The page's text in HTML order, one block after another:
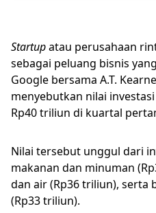
Startupatau perusahaan
sebagai peluang bisnis
Google bersama A.T.
menyebutkan nilai investasi
Rp40 triliun di kuartal
Nilai tersebut unggul dari
makanan dan minuman
dan air (Rp36 triliun), serta
(Rp33 triliun).